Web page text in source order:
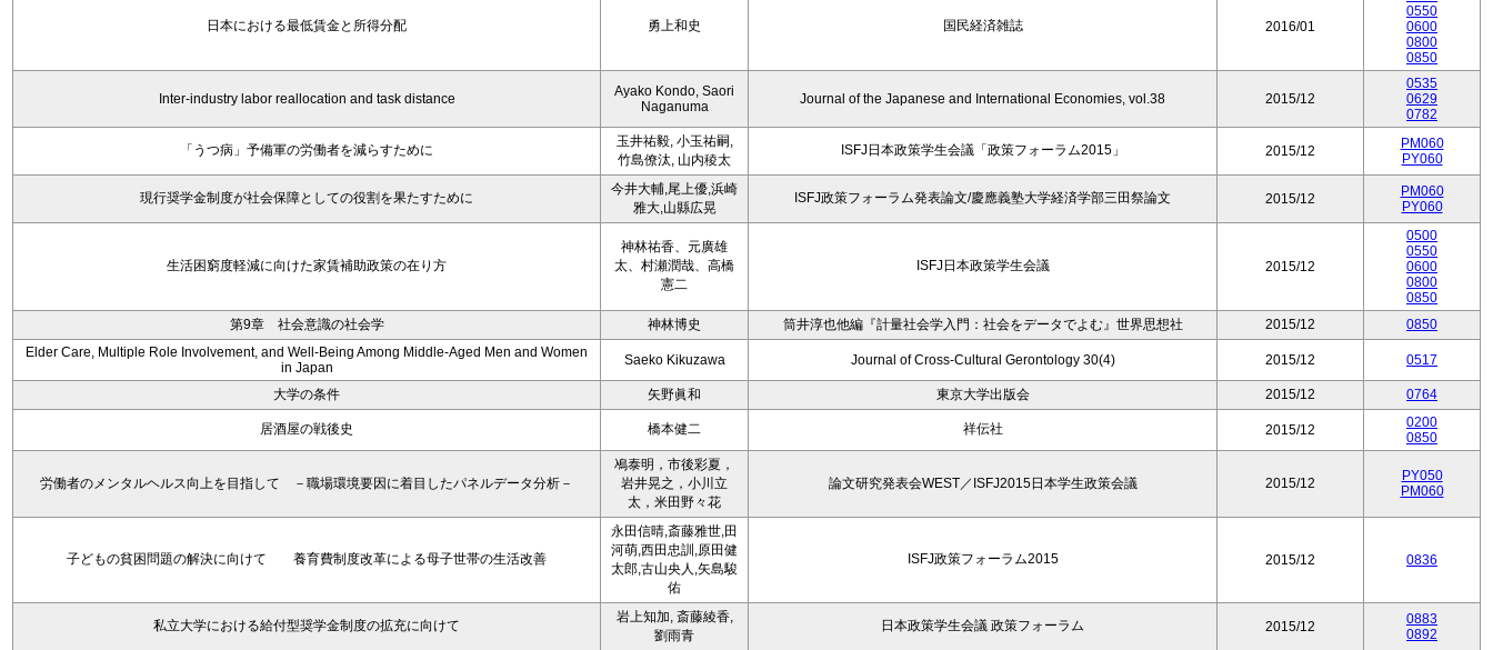
日本における最低賃金と所得分配 勇上和史 国民経済雑誌 2016/01
0550
0600
0800
0850
Inter-industry labor reallocation and task distance
Ayako Kondo, Saori
Naganuma
Journal of the Japanese and International Economies, vol.38 2015/12
0535
0629
0782
「うつ病」予備軍の労働者を減らすために
玉井祐毅, 小玉祐嗣,
竹島僚汰, 山内稜太
ISFJ日本政策学生会議「政策フォーラム2015」 2015/12
PM060
PY060
現行奨学金制度が社会保障としての役割を果たすために
今井大輔,尾上優,浜崎
雅大,山縣広晃
ISFJ政策フォーラム発表論文/慶應義塾大学経済学部三田祭論文 2015/12
PM060
PY060
生活困窮度軽減に向けた家賃補助政策の在り方
神林祐香、元廣雄
太、村瀬潤哉、高橋
憲二
ISFJ日本政策学生会議 2015/12
0500
0550
0600
0800
0850
第9章 社会意識の社会学
神林博史 筒井淳也他編『計量社会学入門：社会をデータでよむ』世界思想社 2015/12
0850
Elder Care, Multiple Role Involvement, and Well-Being Among Middle-Aged Men and Women
in Japan
Saeko Kikuzawa Journal of Cross-Cultural Gerontology 30(4) 2015/12 0517
大学の条件 矢野眞和 東京大学出版会 2015/12 0764
居酒屋の戦後史 橋本健二 祥伝社 2015/12
0200
0850
労働者のメンタルヘルス向上を目指して －職場環境要因に着目したパネルデータ分析－
鳰泰明，市後彩夏，
岩井晃之，小川立
太，米田野々花
論文研究発表会WEST／ISFJ2015日本学生政策会議 2015/12
PY050
PM060
子どもの貧困問題の解決に向けて 養育費制度改革による母子世帯の生活改善
永田信晴,斎藤雅世,田
河萌,西田忠訓,原田健
太郎,古山央人,矢島駿
佑
ISFJ政策フォーラム2015 2015/12 0836
私立大学における給付型奨学金制度の拡充に向けて
岩上知加, 斎藤綾香,
劉雨青
日本政策学生会議 政策フォーラム 2015/12
0883
0892